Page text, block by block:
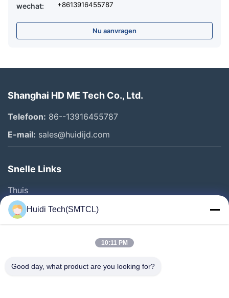
wechat:
+8613916455787
Nu aanvragen
Shanghai HD ME Tech Co., Ltd.
Telefoon: 86--13916455787
E-mail: sales@huidijd.com
Snelle Links
Thuis
Producten
Videos
Fabrieksreis
Huidi Tech(SMTCL)
10:11 PM
Good day, what product are you looking for?